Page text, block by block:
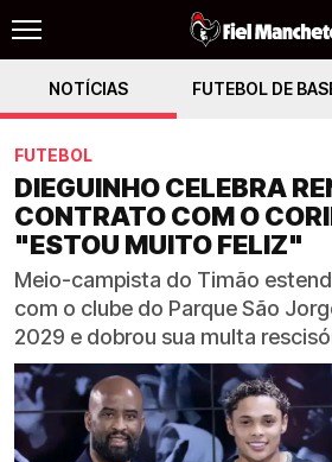
NOTÍCIAS FUTEBOL DE
FUTEBOL
DIEGUINHO CELEBRA
CONTRATO COM O
"ESTOU MUITO FELIZ"
Meio-campista do Timão
com o clube do Parque São
2029 e dobrou sua multa